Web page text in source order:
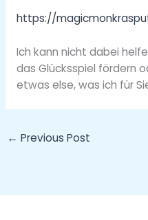
https://
Ich kann nicht dabei
das Glücksspiel fördern
etwas else, was ich für
← Previous Post